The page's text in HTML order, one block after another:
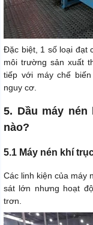
Đặc biệt, 1 số loại đạt
môi trường sản xuất
tiếp với máy chế
nguy cơ.
5. Dầu máy
nào?
5.1 Máy nén khí
Các linh kiện của máy
sát lớn nhưng hoạt
trơn.